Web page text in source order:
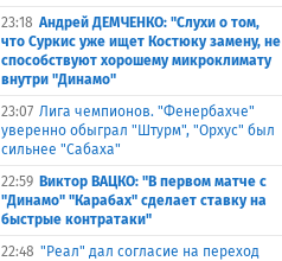
23:18 Андрей ДЕМЧЕНКО: "Слухи о том,
что Суркис уже ищет Костюку замену, не
способствуют хорошему микроклимату
внутри "Динамо"
23:07 Лига чемпионов. "Фенербахче"
уверенно обыграл "Штурм", "Орхус" был
сильнее "Сабаха"
22:59 Виктор ВАЦКО: "В первом матче с
"Динамо" "Карабах" сделает ставку на
быстрые контратаки"
22:48 "Реал" дал согласие на переход